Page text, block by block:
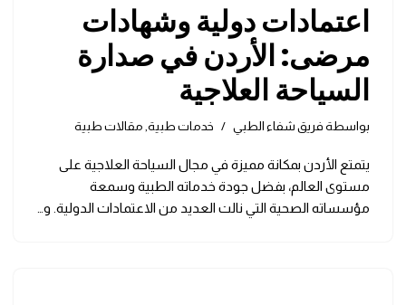
اعتمادات دولية وشهادات
مرضى: الأردن في صدارة
السياحة العلاجية
بواسطة فريق شفاء الطبي خدمات طبية, مقالات طبية
يتمتع الأردن بمكانة مميزة في مجال السياحة العلاجية على
مستوى العالم، بفضل جودة خدماته الطبية وسمعة
مؤسساته الصحية التي نالت العديد من الاعتمادات الدولية. و…